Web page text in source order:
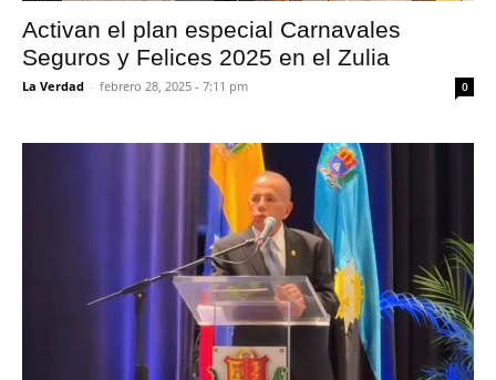
Activan el plan especial Carnavales
Seguros y Felices 2025 en el Zulia
La Verdad - febrero 28, 2025 - 7:11 pm 0